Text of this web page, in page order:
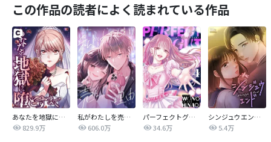
この作品の読者によく読まれている作品
あなたを地獄に堕とすまで
829.9万
私がわたしを売る理由
606.0万
パーフェクトグリッター
34.6万
シンジュウエンド【タテヨミ】
5.4万